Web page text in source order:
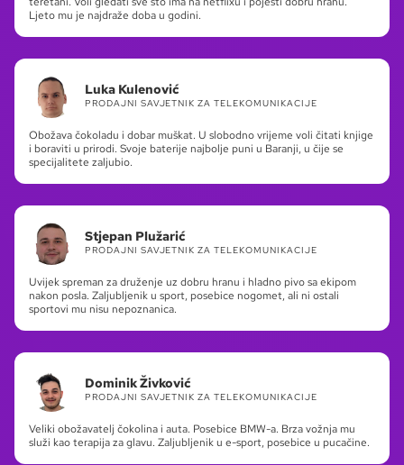
Ljeto mu je najdraže doba u godini.
Luka Kulenović
PRODAJNI SAVJETNIK ZA TELEKOMUNIKACIJE
Obožava čokoladu i dobar muškat. U slobodno vrijeme voli čitati knjige
i boraviti u prirodi. Svoje baterije najbolje puni u Baranji, u čije se
specijalitete zaljubio.
Stjepan Plužarić
PRODAJNI SAVJETNIK ZA TELEKOMUNIKACIJE
Uvijek spreman za druženje uz dobru hranu i hladno pivo sa ekipom
nakon posla. Zaljubljenik u sport, posebice nogomet, ali ni ostali
sportovi mu nisu nepoznanica.
Dominik Živković
PRODAJNI SAVJETNIK ZA TELEKOMUNIKACIJE
Veliki obožavatelj čokolina i auta. Posebice BMW-a. Brza vožnja mu
služi kao terapija za glavu. Zaljubljenik u e-sport, posebice u pucačine.